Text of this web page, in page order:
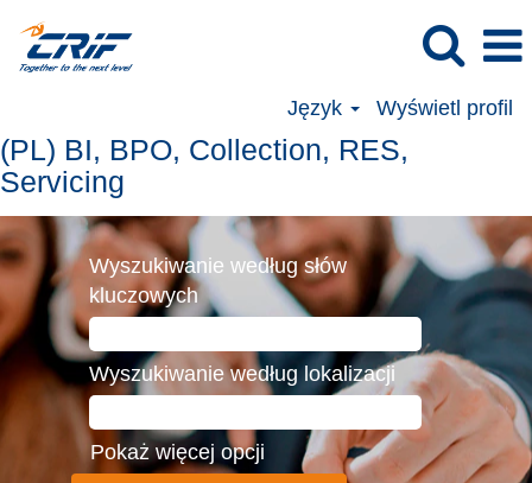
Język Wyświetl profil
(PL)
BI,
BPO,
Collection,
RES,
Servicing
(PL) BI, BPO, Collection, RES,
Servicing
Wyszukiwanie według słów
kluczowych
Wyszukiwanie według lokalizacji
Pokaż więcej opcji